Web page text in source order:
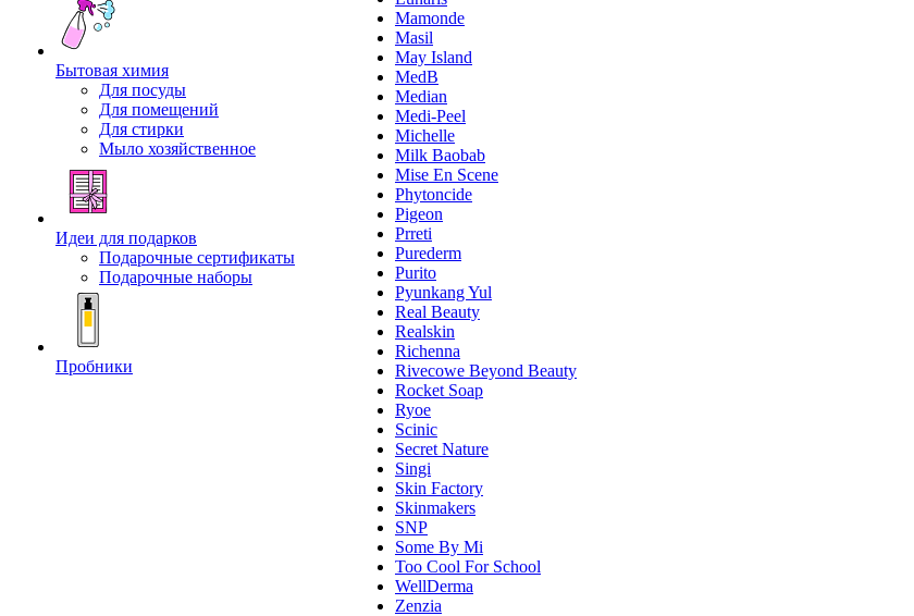
Бытовая химия
Для посуды
Для помещений
Для стирки
Мыло хозяйственное
Идеи для подарков
Подарочные сертификаты
Подарочные наборы
Пробники
Mamonde
Masil
May Island
MedB
Median
Medi-Peel
Michelle
Milk Baobab
Mise En Scene
Phytoncide
Pigeon
Prreti
Purederm
Purito
Pyunkang Yul
Real Beauty
Realskin
Richenna
Rivecowe Beyond Beauty
Rocket Soap
Ryoe
Scinic
Secret Nature
Singi
Skin Factory
Skinmakers
SNP
Some By Mi
Too Cool For School
WellDerma
Zenzia